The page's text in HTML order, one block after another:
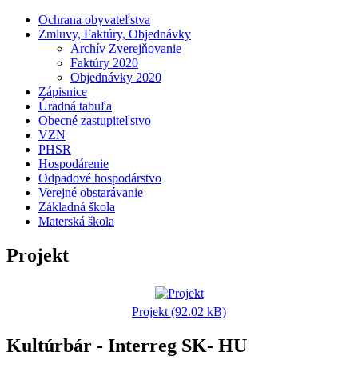
Ochrana obyvateľstva
Zmluvy, Faktúry, Objednávky
Archív Zverejňovanie
Faktúry 2020
Objednávky 2020
Zápisnice
Úradná tabuľa
Obecné zastupiteľstvo
VZN
PHSR
Hospodárenie
Odpadové hospodárstvo
Verejné obstarávanie
Základná škola
Materská škola
Projekt
Projekt (92.02 kB)
Kultúrbár - Interreg SK- HU